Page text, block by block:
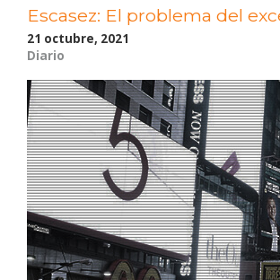
cadenas
Escasez: El problema del
21 octubre, 2021
Diario